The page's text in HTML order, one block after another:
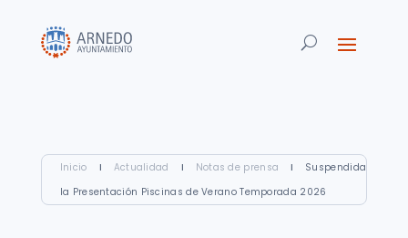
Inicio I Actualidad I Notas de prensa I
Suspendida
la Presentación Piscinas de Verano Temporada 2026